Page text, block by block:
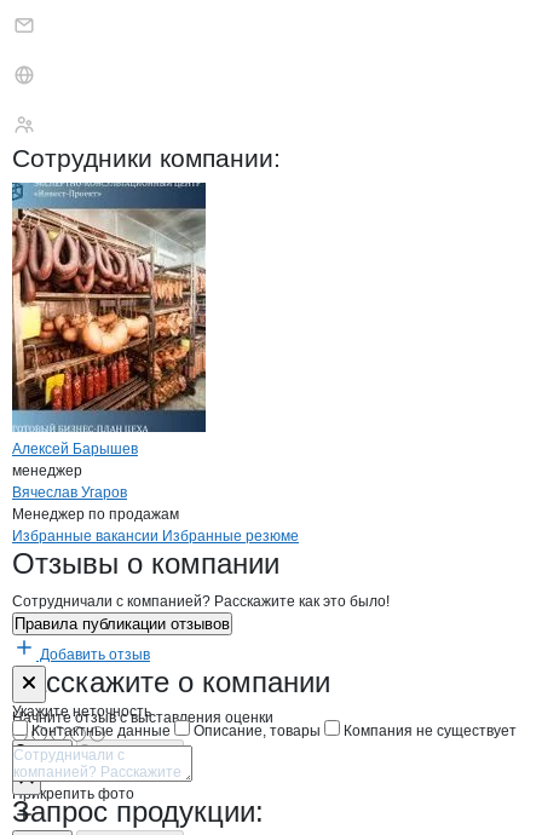
Сотрудники компании:
Алексей Барышев
менеджер
Вячеслав Угаров
Менеджер по продажам
Брендыкомпани АНТЕС
Вакансии вАНТЕС
Избранные вакансии Избранные резюме
Новости oАНТЕС, ООО
Отзывы о компании
Сотрудничали с компанией? Расскажите как это было!
Правила публикации отзывов
Добавить отзыв
Расскажите о компании
Начните отзыв с выставления оценки
Прикрепить фото
Форма обратной связи о неточностях
Укажите неточность
Контактные данные
Описание, товары Компания не существует
Отмена Опубликовать
Запрос продукции: